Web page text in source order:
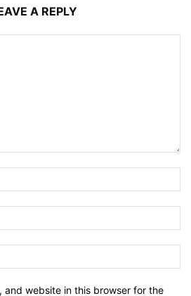
A REPLY
and website in this browser for the